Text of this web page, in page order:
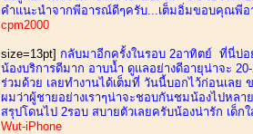
คำแนะนำจากพีอารณ์ดีๆครับ...เต็มอิ่มขอบคุณพีอ
cpm2000
size=13pt] กลับมาอีกครั้งในรอบ 2อาทิตย์ ที่นี่บ่อ
น้องบริการดีมาก อาบน้ำ ดูแลอย่างดีอายุน่าจะ
ร่วมด้วย เลยทำงานได้เต็มที่ วันนี้บอกไว้ก่อนเล
ผมว่าผู้ชายอย่างเราๆน่าจะชอบกันชมน้องไปหล
สรุปโดนไป 2รอบ สบายตัวเลยครับน้องน่ารัก เด็ก
Wut-iPhone